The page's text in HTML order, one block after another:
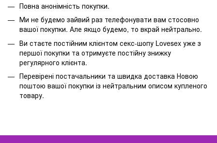
Повна анонімність покупки.
Ми не будемо зайвий раз телефонувати вам стосовно
вашої покупки. Але якщо будемо, то вкрай нейтрально.
Ви стаєте постійним клієнтом секс-шопу Lovesex уже з
першої покупки та отримуєте постійну знижку
регулярного клієнта.
Перевірені постачальники та швидка доставка Новою
поштою вашої покупки із нейтральним описом купленого
товару.